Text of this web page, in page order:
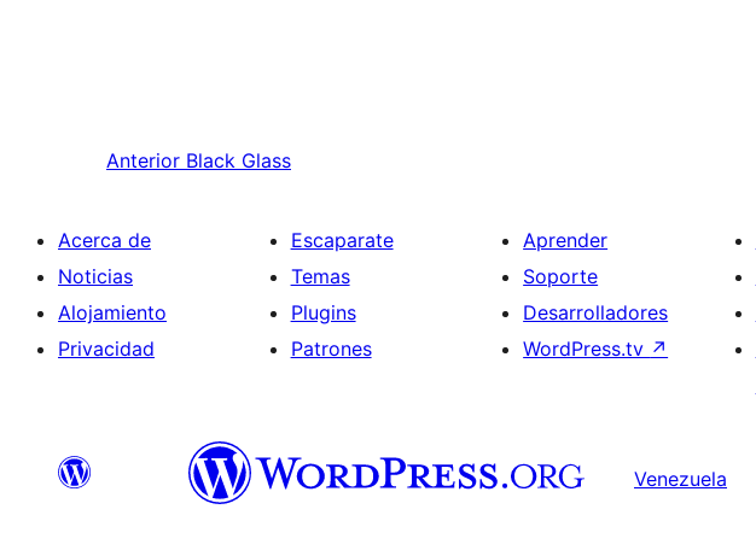
Anterior Black Glass
Acerca de
Noticias
Alojamiento
Privacidad
Escaparate
Temas
Plugins
Patrones
Aprender
Soporte
Desarrolladores
WordPress.tv ↗
Venezuela